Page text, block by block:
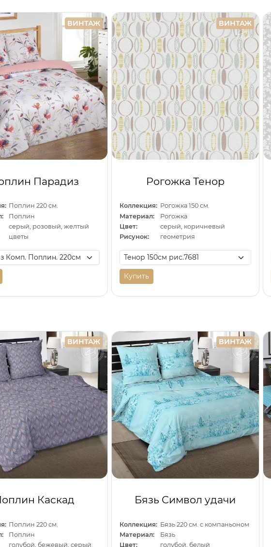
ВИНТАЖ
Парадиз
Поплин 220 см.
Поплин
серый, розовый, желтый
цветы
ВИНТАЖ
Рогожка Тенор
Коллекция: Рогожка 150 см.
Материал:
Рогожка
Цвет:
серый, коричневый
Рисунок:
геометрия
Купить
ВИНТАЖ
Каскад
Поплин 220 см.
Поплин
голубой, бежевый, серый
ВИНТАЖ
Бязь Символ удачи
Коллекция: Бязь 220 см. с компаньоном
Материал:
Бязь
Цвет:
голубой, белый